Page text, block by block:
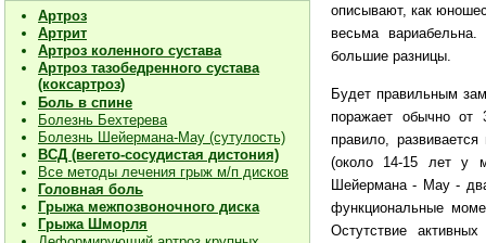
Артроз
Артрит
Артроз коленного сустава
Артроз тазобедренного сустава
(коксартроз)
Боль в спине
Болезнь Бехтерева
Болезнь Шейермана-Мау (сутулость)
ВСД (вегето-сосудистая дистония)
Все методы лечения грыж м/п дисков
Головная боль
Грыжа межпозвоночного диска
Грыжа Шморля
описывают, как
весьма вариабельна.
большие разницы.
Будет правильным
поражает обычно от
правило,
(около 14-15 лет у
Шейермана - Мау -
функциональные
Остутствие